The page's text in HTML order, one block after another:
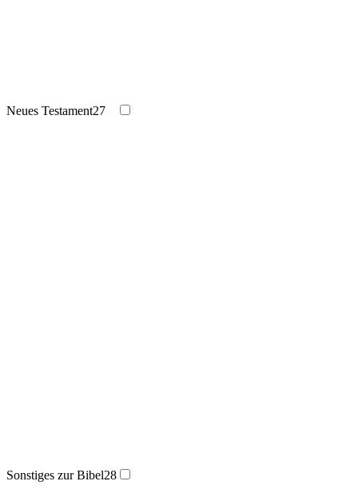
Neues Testament27
Sonstiges zur Bibel28